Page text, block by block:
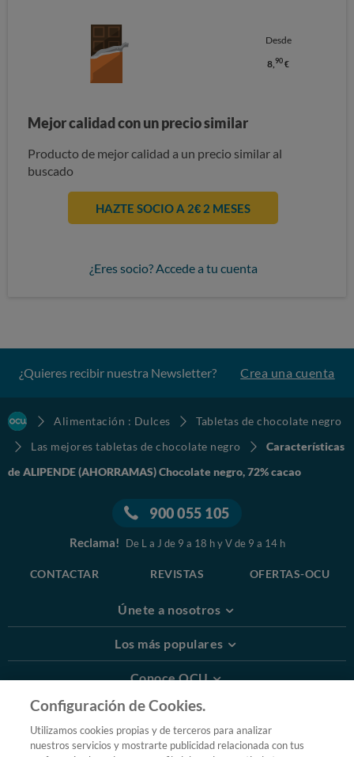
Desde
8,90 €
Mejor calidad con un precio similar
Producto de mejor calidad a un precio similar al
buscado
HAZTE SOCIO A 2€ 2 MESES
¿Eres socio? Accede a tu cuenta
¿Quieres recibir nuestra Newsletter? Crea una cuenta
Alimentación : Dulces
Tabletas de chocolate negro
Las mejores tabletas de chocolate negro
Características
de ALIPENDE (AHORRAMAS) Chocolate negro, 72% cacao
900 055 105
Reclama! De L a J de 9 a 18 h y V de 9 a 14 h
CONTACTAR REVISTAS OFERTAS-OCU
Únete a nosotros
Los más populares
Conoce OCU
Más Información
© 2026 OCU
Configuración de Cookies.
Utilizamos cookies propias y de terceros para analizar
nuestros servicios y mostrarte publicidad relacionada con tus